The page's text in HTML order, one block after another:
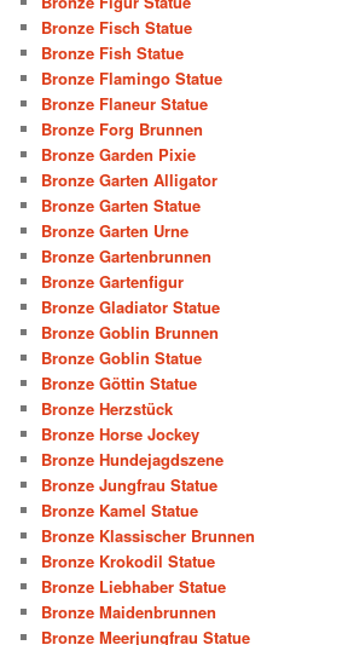
Bronze Fisch Statue
Bronze Fish Statue
Bronze Flamingo Statue
Bronze Flaneur Statue
Bronze Forg Brunnen
Bronze Garden Pixie
Bronze Garten Alligator
Bronze Garten Statue
Bronze Garten Urne
Bronze Gartenbrunnen
Bronze Gartenfigur
Bronze Gladiator Statue
Bronze Goblin Brunnen
Bronze Goblin Statue
Bronze Göttin Statue
Bronze Herzstück
Bronze Horse Jockey
Bronze Hundejagdszene
Bronze Jungfrau Statue
Bronze Kamel Statue
Bronze Klassischer Brunnen
Bronze Krokodil Statue
Bronze Liebhaber Statue
Bronze Maidenbrunnen
Bronze Meerjungfrau Statue